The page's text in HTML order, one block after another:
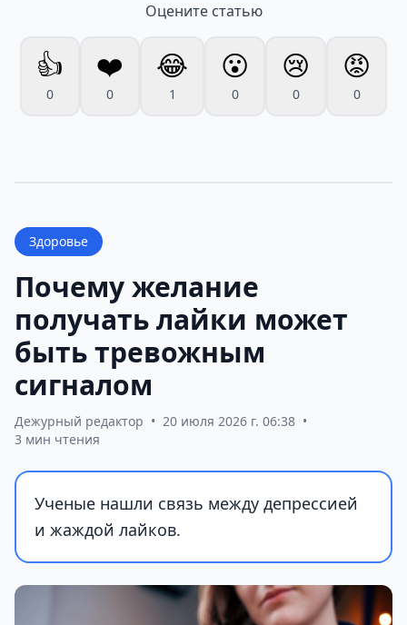
Оцените статью
👍
0
❤️
0
😂
1
😮
0
😢
0
😡
0
Здоровье
Почему желание
получать лайки может
быть тревожным
сигналом
Дежурный редактор • 20 июля 2026 г. 06:38 •
3 мин чтения
Ученые нашли связь между депрессией
и жаждой лайков.